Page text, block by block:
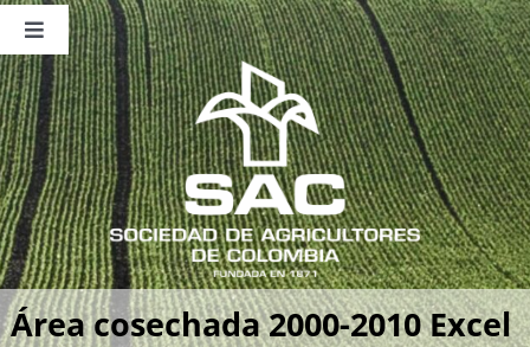
Saltar
contenido
Toggle
Navigation
Nosotros
Publicaciones
Sala de Prensa
Eventos
Área cosechada 2000-2010 Excel